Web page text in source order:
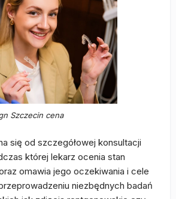
Szczecin cena
się od szczegółowej konsultacji
której lekarz ocenia stan
omawia jego oczekiwania i cele
niezbędnych badań